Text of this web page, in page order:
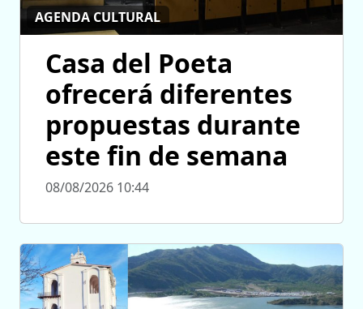
AGENDA CULTURAL
Casa del Poeta
ofrecerá diferentes
propuestas durante
este fin de semana
08/08/2026 10:44